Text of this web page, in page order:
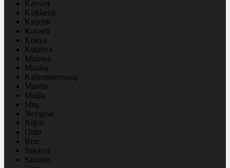
Kayseri
Kırklareli
Kırşehir
Kocaeli
Konya
Kütahya
Malatya
Manisa
Kahramanmaraş
Mardin
Muğla
Muş
Nevşehir
Niğde
Ordu
Rize
Sakarya
Samsun